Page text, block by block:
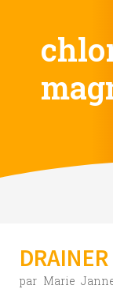
par Marie